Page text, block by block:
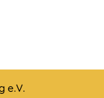
e.V.